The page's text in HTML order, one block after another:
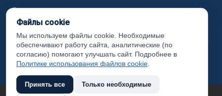
Законодательная карта
Карта сайта
(с) 2017 Ханты-Мансийский район, официальный сайт
администрации
Файлы cookie
Мы используем файлы cookie. Необходимые
обеспечивают работу сайта, аналитические (по
согласию) помогают улучшать сайт. Подробнее в
Политике использования файлов cookie
Принять все Только необходимые